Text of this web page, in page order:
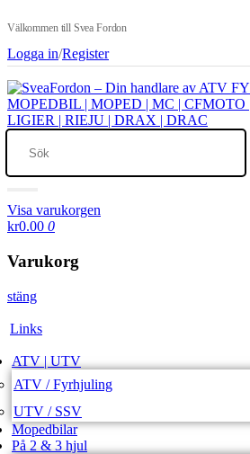
Välkommen till Svea Fordon
Logga in/Register
Visa varukorgen
kr0.00 0
Varukorg
stäng
Links
ATV | UTV
ATV / Fyrhjuling
UTV / SSV
Mopedbilar
På 2 & 3 hjul